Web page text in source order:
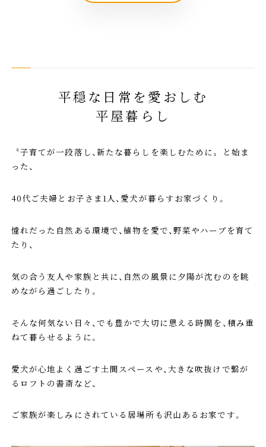
平穏な日常を愛おしむ
平屋暮らし
〝子育てが一段落し、新たな暮らしを楽しむために〟と始ま
った、
40代ご夫婦とお子さま1人、愛犬が暮らすお家づくり。
憧れだった自然ある環境で、植物を愛で、野菜やハーブを育て
たり、
気の合う友人や家族と共に、自然の風景に夕陽が沈むのを眺
めながら過ごしたり。
そんな何気ない日々、でも豊かで大切に思える時間を、積み重
ねて暮らせるように。
愛犬が心地よく過ごす土間スペースや、大きな吹抜けで繋が
るロフトの書斎など、
ご家族が楽しみにされている居場所も沢山あるお家です。